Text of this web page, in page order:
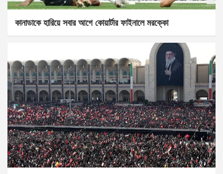
কানাডাকে হারিয়ে সবার আগে কোয়ার্টার ফাইনালে মরক্কো